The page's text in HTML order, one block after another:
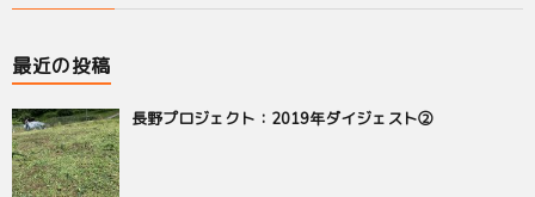
最近の投稿
長野プロジェクト：2019年ダイジェスト②